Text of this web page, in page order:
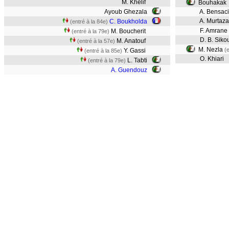
M. Khelif
Ayoub Ghezala
(entré à la 84e) C. Boukholda
(entré à la 79e) M. Boucherit
(entré à la 57e) M. Anatouf
(entré à la 85e) Y. Gassi
(entré à la 79e) L. Tabti
A. Guendouz
Bouhakak
A. Bensaci
A. Murtaza
F. Amrane
D. B.
M. Nezla
O. Khiari